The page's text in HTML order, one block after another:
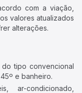
com a viação,
valores atualizados
alterações.
tipo convencional
e banheiro.
ar-condicionado,